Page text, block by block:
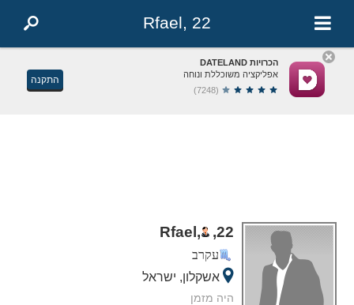
Rfael, 22
הכרויות DATELAND
אפליקציה משוכללת ונוחה
(7248)
התקנה
Rfael, ,22
עקרב
אשקלון, ישראל
היה מזמן